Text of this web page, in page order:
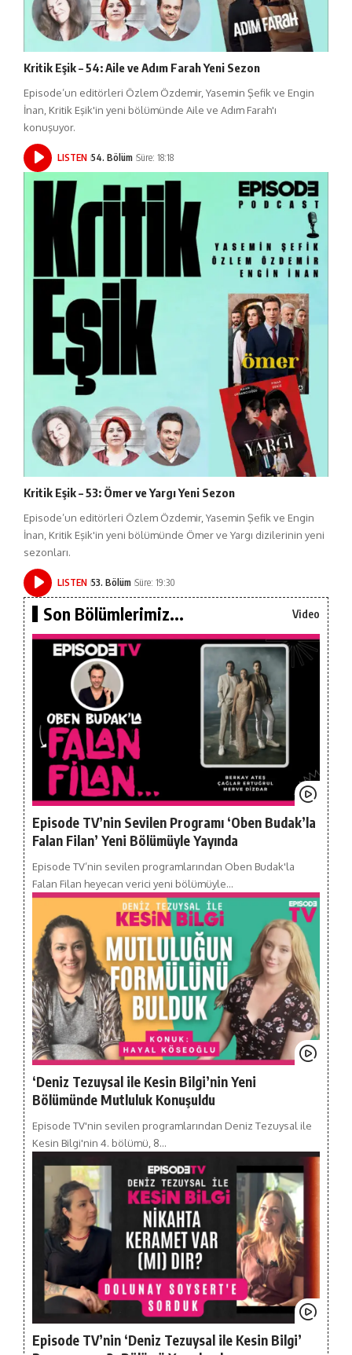
Kritik Eşik – 54: Aile ve Adım Farah Yeni Sezon
Episode’un editörleri Özlem Özdemir, Yasemin Şefik ve Engin
İnan, Kritik Eşik'in yeni bölümünde Aile ve Adım Farah'ı
konuşuyor.
LISTEN 54. Bölüm Süre: 18:18
Kritik Eşik – 53: Ömer ve Yargı Yeni Sezon
Episode’un editörleri Özlem Özdemir, Yasemin Şefik ve Engin
İnan, Kritik Eşik'in yeni bölümünde Ömer ve Yargı dizilerinin yeni
sezonları.
LISTEN 53. Bölüm Süre: 19:30
Son Bölümlerimiz... Video
Episode TV’nin Sevilen Programı ‘Oben Budak’la
Falan Filan’ Yeni Bölümüyle Yayında
Episode TV’nin sevilen programlarından Oben Budak'la
Falan Filan heyecan verici yeni bölümüyle…
‘Deniz Tezuysal ile Kesin Bilgi’nin Yeni
Bölümünde Mutluluk Konuşuldu
Episode TV'nin sevilen programlarından Deniz Tezuysal ile
Kesin Bilgi'nin 4. bölümü, 8…
Episode TV’nin ‘Deniz Tezuysal ile Kesin Bilgi’